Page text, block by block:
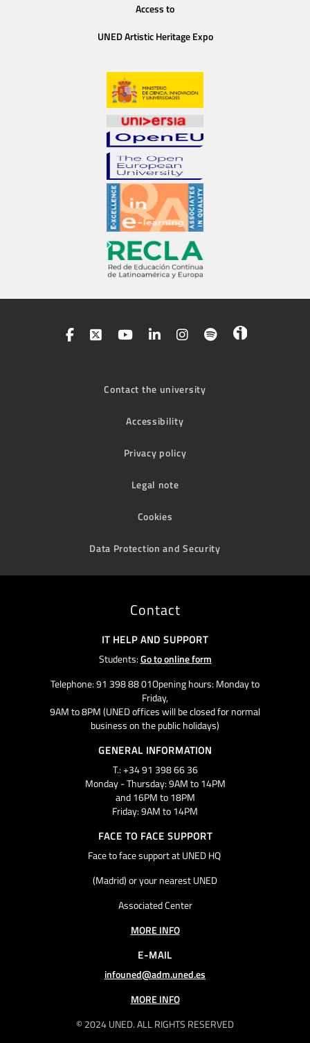
Access to
UNED Artistic Heritage Expo
Contact the university
Accessibility
Privacy policy
Legal note
Cookies
Data Protection and Security
© 2024 UNED. ALL RIGHTS RESERVED
Contact
IT HELP AND SUPPORT
Students:Go to online form
Telephone: 91 398 88 01Opening hours: Monday to
Friday,
9AM to 8PM (UNED offices will be closed for normal
business on the public holidays)
GENERAL INFORMATION
T.: +34 91 398 66 36
Monday - Thursday: 9AM to 14PM
and 16PM to 18PM
Friday: 9AM to 14PM
FACE TO FACE SUPPORT
Face to face support at UNED HQ
(Madrid) or your nearest UNED
Associated Center
MORE INFO
E-MAIL
infouned@adm.uned.es
MORE INFO